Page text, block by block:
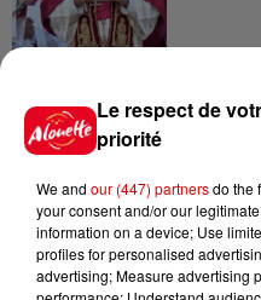
blessé
15h02
Éclipse
Le respect de
priorité
We and our (447) partnersdo the
your consent and/or our
information on a device; Use
profiles for personalised
advertising; Measure advertising